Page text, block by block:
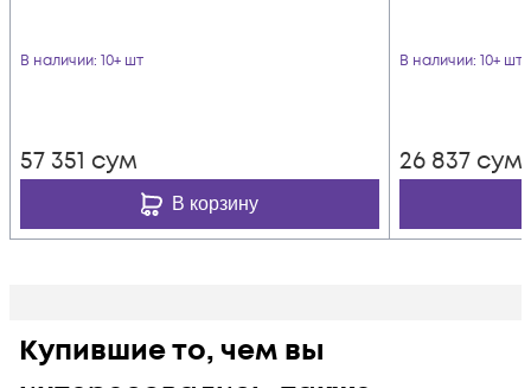
В наличии: 10+ шт
57 351 сум
В корзину
В наличии: 10+ шт
26 837 сум
Купившие то, чем вы